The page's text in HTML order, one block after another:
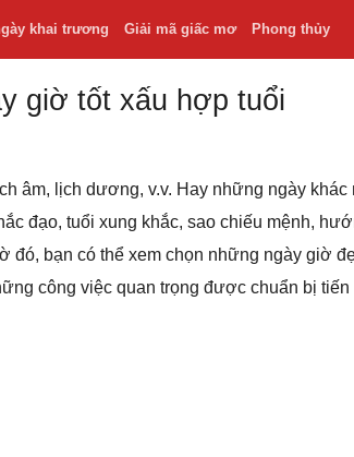
khai trương Giải mã giấc mơ Phong thủy
giờ tốt xấu hợp tuổi
âm, lịch dương, v.v. Hay những ngày khác
đạo, tuổi xung khắc, sao chiếu mệnh,
đó, bạn có thể xem chọn những ngày giờ
công việc quan trọng được chuẩn bị tiến